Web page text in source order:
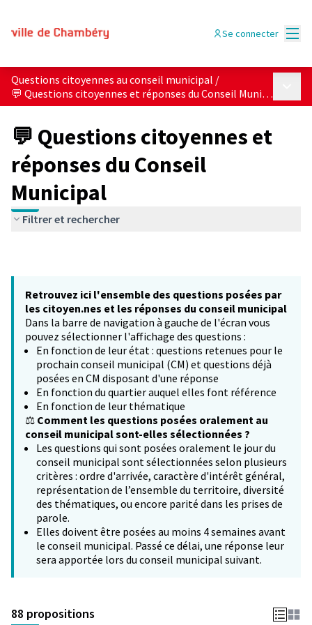
Se connecter
Questions citoyennes au conseil municipal /
💬 Questions citoyennes et réponses du Conseil Municipal
💬 Questions citoyennes et
réponses du Conseil
Municipal
Filtrer et rechercher
Retrouvez ici l'ensemble des questions posées par
les citoyen.nes et les réponses du conseil municipal
Dans la barre de navigation à gauche de l'écran vous
pouvez sélectionner l'affichage des questions :
En fonction de leur état : questions retenues pour le
prochain conseil municipal (CM) et questions déjà
posées en CM disposant d'une réponse
En fonction du quartier auquel elles font référence
En fonction de leur thématique
⚖️ Comment les questions posées oralement au
conseil municipal sont-elles sélectionnées ?
Les questions qui sont posées oralement le jour du
conseil municipal sont sélectionnées selon plusieurs
critères : ordre d'arrivée, caractère d'intérêt général,
représentation de l’ensemble du territoire, diversité
des thématiques, ou encore parité dans les prises de
parole.
Elles doivent être posées au moins 4 semaines avant
le conseil municipal. Passé ce délai, une réponse leur
sera apportée lors du conseil municipal suivant.
88 propositions